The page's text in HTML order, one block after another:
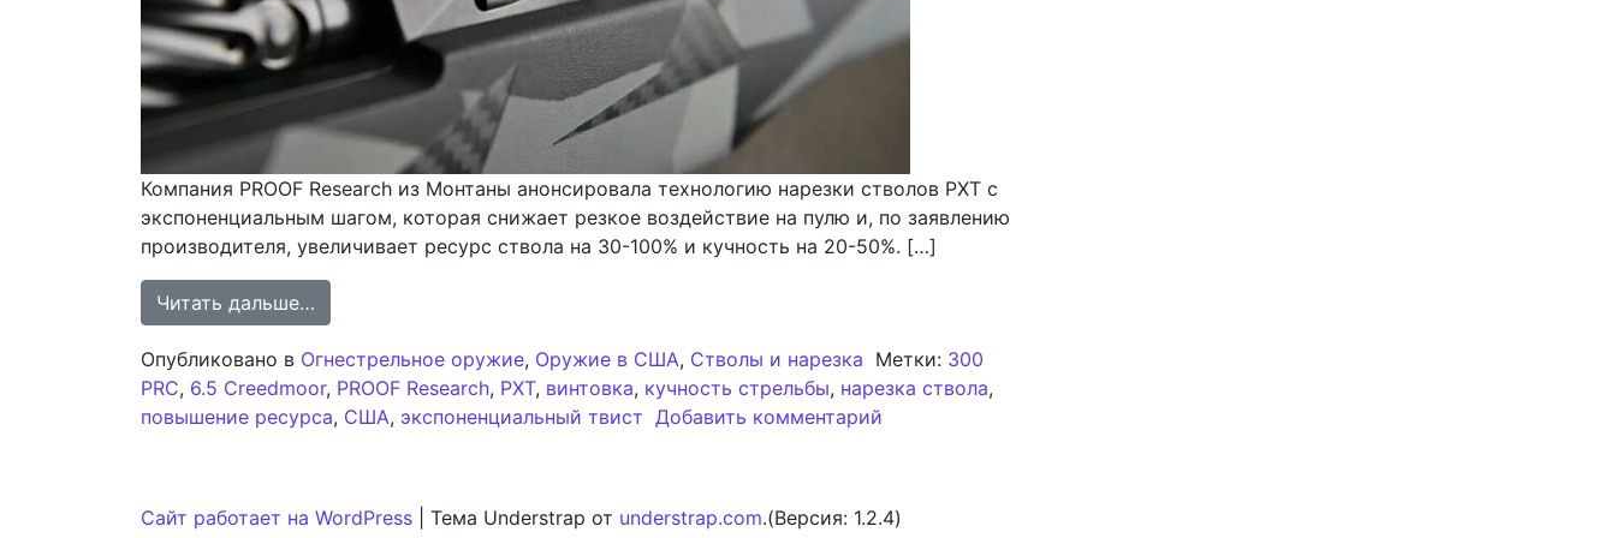
Компания PROOF Research из Монтаны анонсировала технологию нарезки стволов PXT с
экспоненциальным шагом, которая снижает резкое воздействие на пулю и, по заявлению
производителя, увеличивает ресурс ствола на 30-100% и кучность на 20-50%. […]
Читать дальше…
Опубликовано в Огнестрельное оружие, Оружие в США, Стволы и нарезка Метки: 300
PRC, 6.5 Creedmoor, PROOF Research, PXT, винтовка, кучность стрельбы, нарезка ствола,
повышение ресурса, США, экспоненциальный твист Добавить комментарий
Сайт работает на WordPress Тема Understrap от understrap.com.(Версия: 1.2.4)